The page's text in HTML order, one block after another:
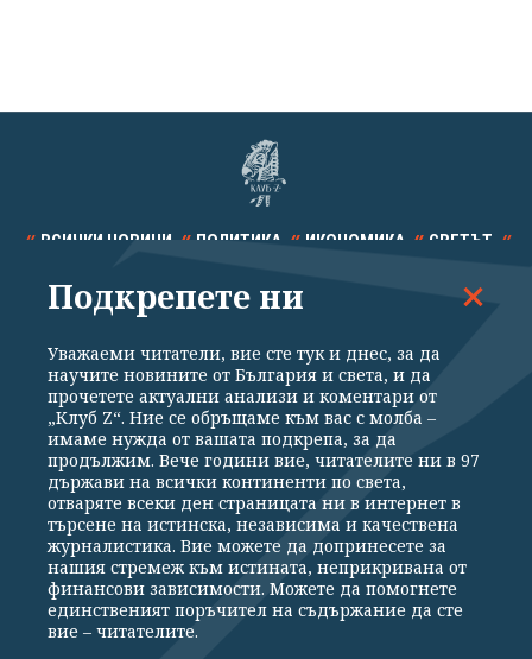
ВСИЧКИ НОВИНИ ПОЛИТИКА ИКОНОМИКА СВЕТЪТ
СПОРТ КУЛТУРА ТЕХНОЛОГИИ КАЛЕЙДОСКОП
Общи условия
Политика за поверителност
Реклама
Партньори Контакти
За Клуб Z
Екип
Подкрепете ни
Издател на www.clubz.bg е „Клуб Зебра Медия“ ЕООД, София, ул. "Алеко
Константинов" 3. Всички права запазени 2026 „Клуб Зебра Медия“
Подкрепете ни
Уважаеми читатели, вие сте тук и днес, за да
научите новините от България и света, и да
прочетете актуални анализи и коментари от
„Клуб Z“. Ние се обръщаме към вас с молба –
имаме нужда от вашата подкрепа, за да
продължим. Вече години вие, читателите ни в 97
държави на всички континенти по света,
отваряте всеки ден страницата ни в интернет в
търсене на истинска, независима и качествена
журналистика. Вие можете да допринесете за
нашия стремеж към истината, неприкривана от
финансови зависимости. Можете да помогнете
единственият поръчител на съдържание да сте
вие – читателите.